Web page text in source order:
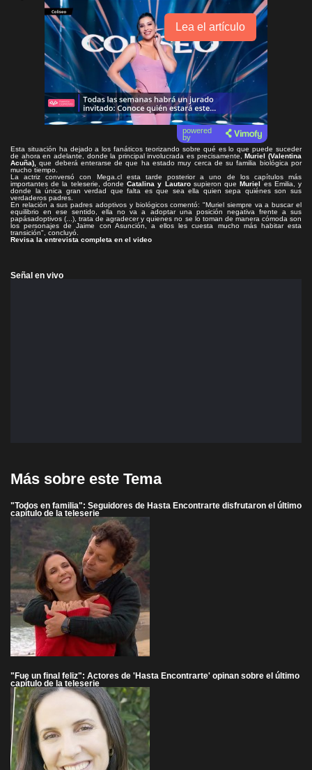
Lea el artículo
powered
by
Esta situación ha dejado a los fanáticos teorizando sobre qué es lo que puede suceder
de ahora en adelante, donde la principal involucrada es precisamente,Muriel (Valentina
Acuña),que deberá enterarse de que ha estado muy cerca de su familia biológica por
mucho tiempo.
La actriz conversó con Mega.cl esta tarde posterior a uno de los capítulos más
importantes de la teleserie, dondeCatalina y Lautaro supieron queMuriel es Emilia, y
donde la única gran verdad que falta es que sea ella quien sepa quiénes son sus
verdaderos padres.
En relación a sus padres adoptivos y biológicos comentó: "Muriel siempre va a buscar el
equilibrio en ese sentido, ella no va a adoptar una posición negativa frente a sus
papásadoptivos (...), trata de agradecer y quienes no se lo toman de manera cómoda son
los personajes de Jaime con Asunción, a ellos les cuesta mucho más habitar esta
transición", concluyó.
Revisa la entrevista completa en el video
Señal en vivo
Más sobre este Tema
"Todos en familia": Seguidores de Hasta Encontrarte disfrutaron el último
capítulo de la teleserie
"Fue un final feliz": Actores de 'Hasta Encontrarte' opinan sobre el último
capítulo de la teleserie